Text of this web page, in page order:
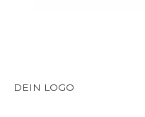
DEIN LOGO